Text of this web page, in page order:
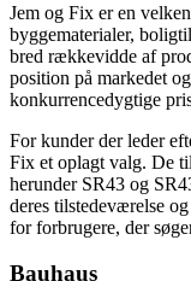
Jem og Fix er en
byggematerialer,
bred rækkevidde af
position på markedet
konkurrencedygtige
For kunder der leder
Fix et oplagt valg. De
herunder SR43 og
deres tilstedeværelse
for forbrugere, der
Bauhaus